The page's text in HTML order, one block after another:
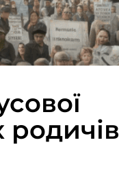
родичів